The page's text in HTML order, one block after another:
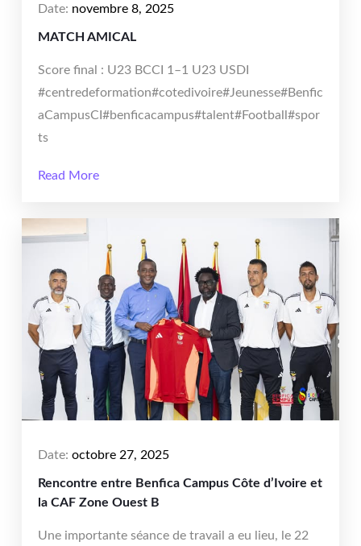
Date: novembre 8, 2025
MATCH AMICAL
Score final : U23 BCCI 1–1 U23 USDI
#centredeformation#cotedivoire#Jeunesse#Benfic
aCampusCI#benficacampus#talent#Football#spor
ts
Read More
Date: octobre 27, 2025
Rencontre entre Benfica Campus Côte d’Ivoire et
la CAF Zone Ouest B
Une importante séance de travail a eu lieu, le 22